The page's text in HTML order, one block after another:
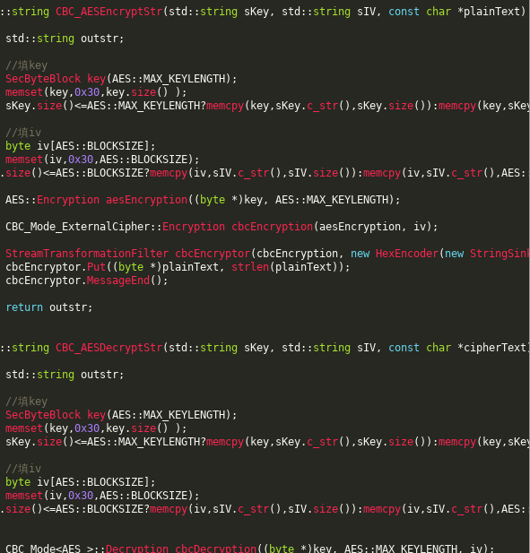
:: string CBC_AESEncryptStr( std :: string sKey, std :: string sIV, const char *plainText )
std :: string outstr;
//填key
SecByteBlock
key(AES:: MAX_KEYLENGTH ) ;
memset ( key,0x30, key. size( ) ) ;
sKey. size( )<=AES:: MAX_KEYLENGTH?memcpy( key, sKey. c_str( ) , sKey. size( ) ) :memcpy( key, sKey
//填iv
byte iv AES:: BLOCKSIZE
;
memset ( iv,0x30,AES:: BLOCKSIZE) ;
. size( )<=AES:: BLOCKSIZE?memcpy( iv, sIV. c_str( ) , sIV. size( ) ) :memcpy( iv, sIV. c_str( ) ,AES::
AES:: Encryption aesEncryption( ( byte * ) key, AES:: MAX_KEYLENGTH ) ;
CBC_Mode_ExternalCipher:: Encryption cbcEncryption(aesEncryption, iv) ;
StreamTransformationFilter cbcEncryptor( cbcEncryption, new HexEncoder( new StringSink
cbcEncryptor. Put ( ( byte * ) plainText , strlen( plainText ) ) ;
cbcEncryptor. MessageEnd ( ) ;
return outstr;
:: string CBC_AESDecryptStr( std :: string sKey, std :: string sIV, const char *cipherText )
std :: string outstr;
//填key
SecByteBlock
key(AES:: MAX_KEYLENGTH ) ;
memset ( key,0x30, key. size( ) ) ;
sKey. size( )<=AES:: MAX_KEYLENGTH?memcpy( key, sKey. c_str( ) , sKey. size( ) ) :memcpy( key, sKey
//填iv
byte iv AES:: BLOCKSIZE
;
memset ( iv,0x30,AES:: BLOCKSIZE) ;
. size( )<=AES:: BLOCKSIZE?memcpy( iv, sIV. c_str( ) , sIV. size( ) ) :memcpy( iv, sIV. c_str( ) ,AES::
CBC_Mode<AES >:: Decryption cbcDecryption( ( byte * ) key, AES:: MAX_KEYLENGTH , iv) ;